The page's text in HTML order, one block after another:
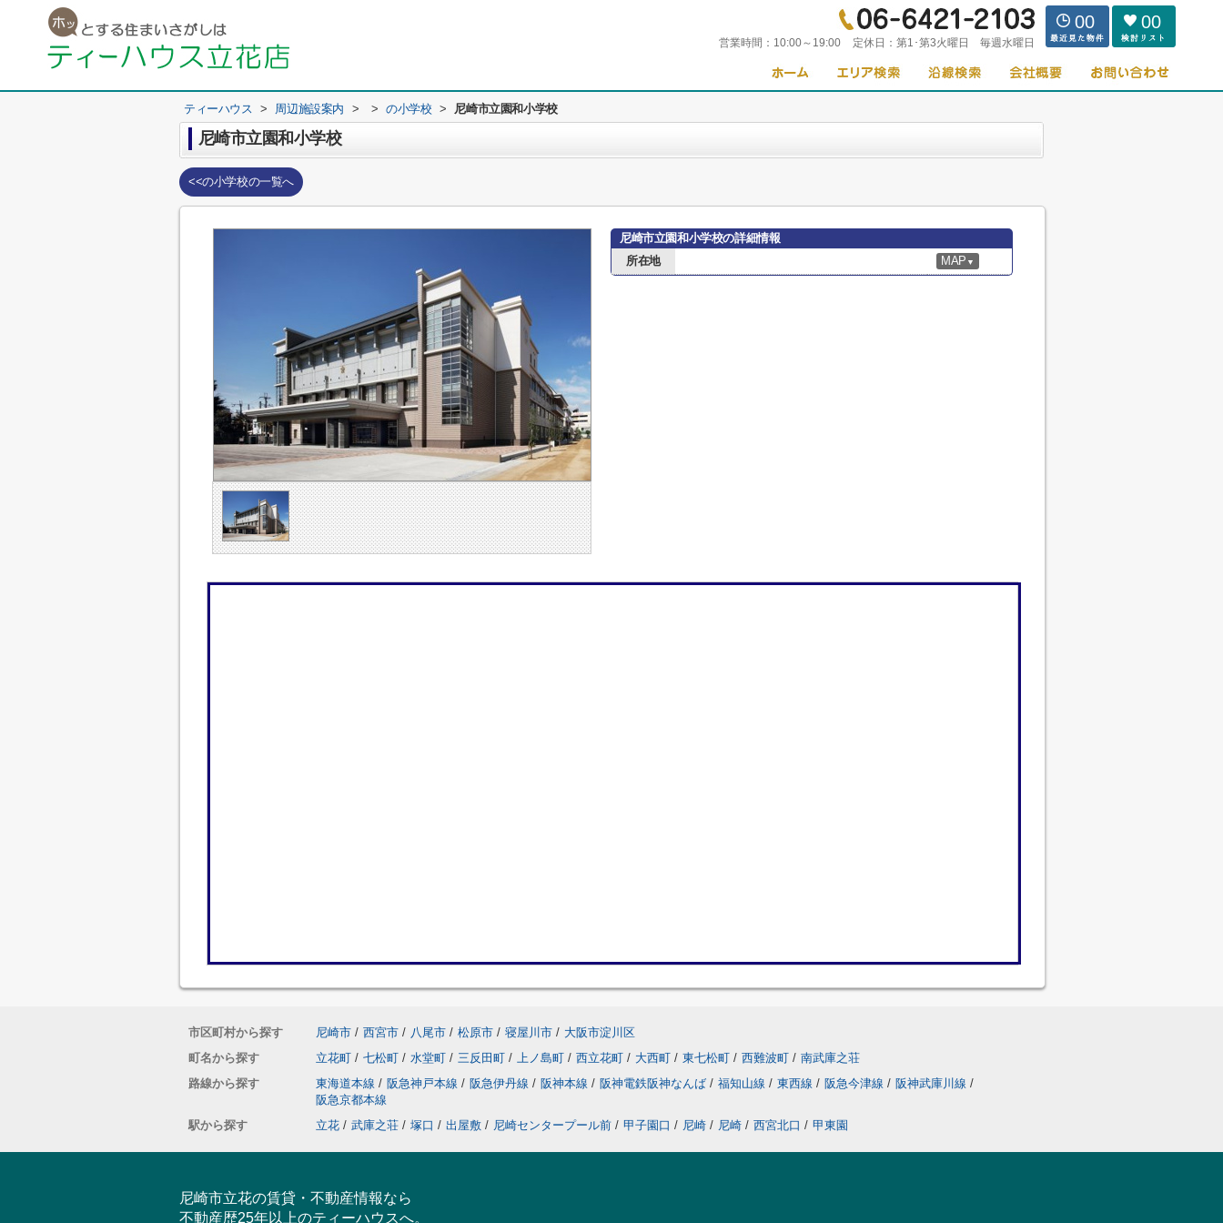
営業時間： 10:00～19:00 定休日： 第1･第3火曜日 毎週水曜日
00 00
ティーハウス > 周辺施設案内 > > の小学校 > 尼崎市立園和小学校
尼崎市立園和小学校
<<の小学校の一覧へ
尼崎市立園和小学校の詳細情報
所在地
MAP ▼
市区町村から探す 尼崎市 / 西宮市 / 八尾市 / 松原市 / 寝屋川市 / 大阪市淀川区
町名から探す
立花町 / 七松町 / 水堂町 / 三反田町 / 上ノ島町 / 西立花町 / 大西町 / 東七松町 / 西難波町 / 南武庫之荘
路線から探す
東海道本線 / 阪急神戸本線 / 阪急伊丹線 / 阪神本線 / 阪神電鉄阪神なんば / 福知山線 / 東西線 / 阪急今津線 / 阪神武庫川線 /
阪急京都本線
駅から探す
立花 / 武庫之荘 / 塚口 / 出屋敷 / 尼崎センタープール前 / 甲子園口 / 尼崎 / 尼崎 / 西宮北口 / 甲東園
尼崎市立花の賃貸・不動産情報なら
不動産歴25年以上のティーハウスへ。